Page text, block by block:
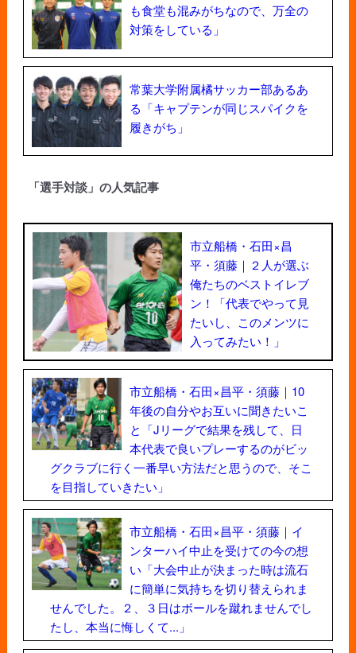
も食堂も混みがちなので、万全の
対策をしている」
常葉大学附属橘サッカー部あるあ
る「キャプテンが同じスパイクを
履きがち」
「選手対談」の人気記事
市立船橋・石田×昌
平・須藤｜２人が選ぶ
俺たちのベストイレブ
ン！「代表でやって見
たいし、このメンツに
入ってみたい！」
市立船橋・石田×昌平・須藤｜10
年後の自分やお互いに聞きたいこ
と「Jリーグで結果を残して、日
本代表で良いプレーするのがビッ
グクラブに行く一番早い方法だと思うので、そこ
を目指していきたい」
市立船橋・石田×昌平・須藤｜イ
ンターハイ中止を受けての今の想
い「大会中止が決まった時は流石
に簡単に気持ちを切り替えられま
せんでした。２、３日はボールを蹴れませんでし
たし、本当に悔しくて...」